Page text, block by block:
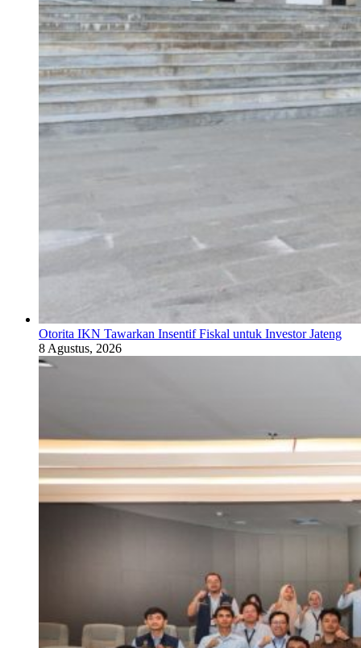
Otorita IKN Tawarkan Insentif Fiskal untuk Investor Jateng
8 Agustus, 2026